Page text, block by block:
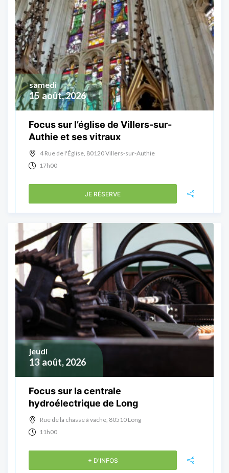
15 août, 2026
samedi
Focus sur l’église de Villers-sur-
Authie et ses vitraux
4 Rue de l'Église, 80120 Villers-sur-Authie
17h00
JE RÉSERVE
13 août, 2026
jeudi
Focus sur la centrale
hydroélectrique de Long
Rue de la chasse à vache, 80510 Long
11h00
+ D'INFOS